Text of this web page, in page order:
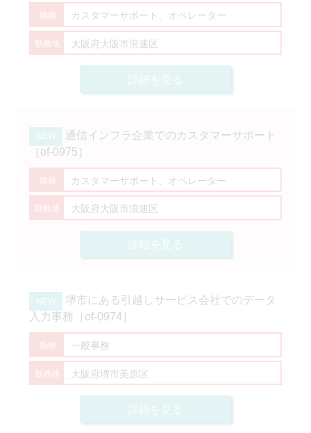
カスタマーサポート、オペレーター
大阪府大阪市浪速区
詳細を見る
通信インフラ企業でのカスタマーサポート
［of-0975］
カスタマーサポート、オペレーター
大阪府大阪市浪速区
詳細を見る
堺市にある引越しサービス会社でのデータ
入力事務［of-0974］
一般事務
大阪府堺市美原区
詳細を見る